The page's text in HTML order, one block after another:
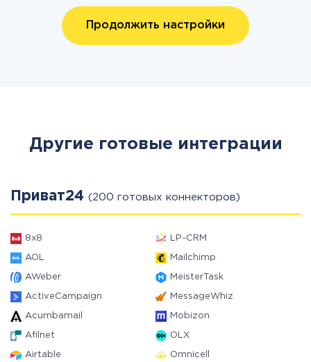
Продолжить настройки
Другие готовые интеграции
Приват24 (200 готовых коннекторов)
8x8 LP-CRM
AOL Mailchimp
AWeber MeisterTask
ActiveCampaign MessageWhiz
Acumbamail Mobizon
Afilnet OLX
Airtable Omnicell